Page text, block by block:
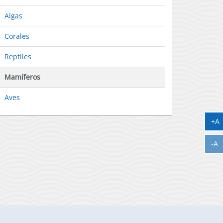
Algas
Corales
Reptiles
Mamíferos
Aves
+A
-A